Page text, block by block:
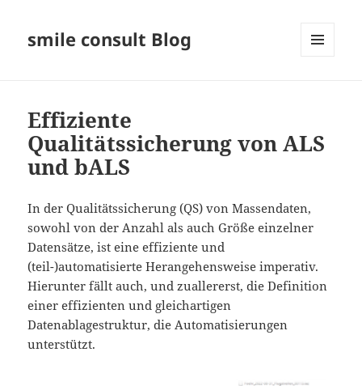
smile consult Blog
Effiziente
Qualitätssicherung von ALS
und bALS
In der Qualitätssicherung (QS) von Massendaten,
sowohl von der Anzahl als auch Größe einzelner
Datensätze, ist eine effiziente und
(teil-)automatisierte Herangehensweise imperativ.
Hierunter fällt auch, und zuallererst, die Definition
einer effizienten und gleichartigen
Datenablagestruktur, die Automatisierungen
unterstützt.